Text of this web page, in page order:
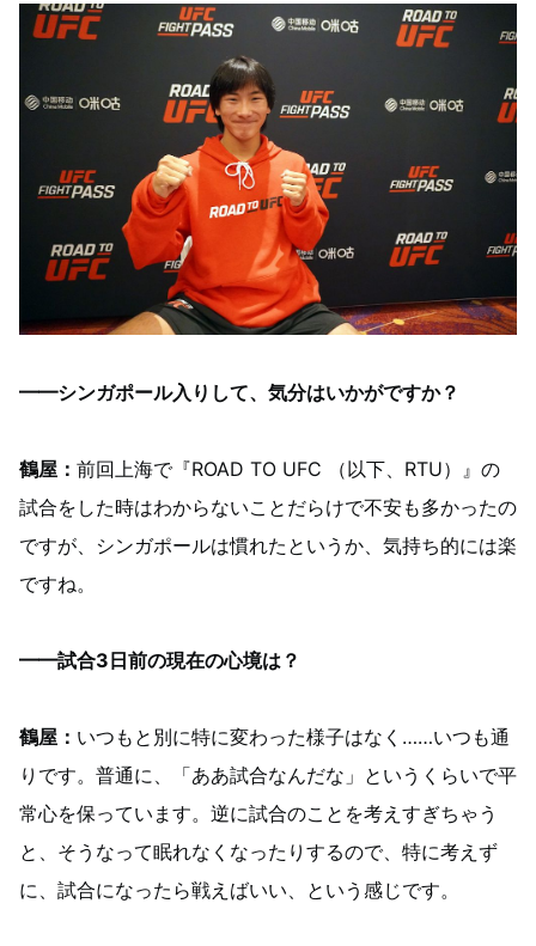
━━シンガポール入りして、気分はいかがですか？
鶴屋： 前回上海で『ROAD TO UFC （以下、RTU）』の
試合をした時はわからないことだらけで不安も多かったの
ですが、シンガポールは慣れたというか、気持ち的には楽
ですね。
━━試合3日前の現在の心境は？
鶴屋： いつもと別に特に変わった様子はなく……いつも通
りです。普通に、「ああ試合なんだな」というくらいで平
常心を保っています。逆に試合のことを考えすぎちゃう
と、そうなって眠れなくなったりするので、特に考えず
に、試合になったら戦えばいい、という感じです。